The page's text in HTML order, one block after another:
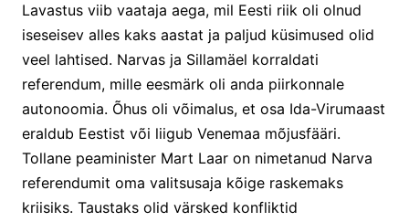
Lavastus viib vaataja aega, mil Eesti riik oli olnud
iseseisev alles kaks aastat ja paljud küsimused olid
veel lahtised. Narvas ja Sillamäel korraldati
referendum, mille eesmärk oli anda piirkonnale
autonoomia. Õhus oli võimalus, et osa Ida-Virumaast
eraldub Eestist või liigub Venemaa mõjusfääri.
Tollane peaminister Mart Laar on nimetanud Narva
referendumit oma valitsusaja kõige raskemaks
kriisiks. Taustaks olid värsked konfliktid